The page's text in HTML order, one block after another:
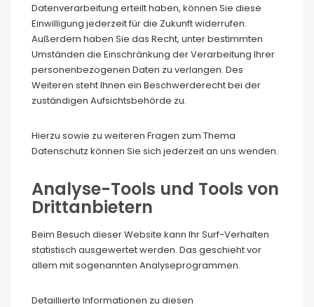
Datenverarbeitung erteilt haben, können Sie diese
Einwilligung jederzeit für die Zukunft widerrufen.
Außerdem haben Sie das Recht, unter bestimmten
Umständen die Einschränkung der Verarbeitung Ihrer
personenbezogenen Daten zu verlangen. Des
Weiteren steht Ihnen ein Beschwerderecht bei der
zuständigen Aufsichtsbehörde zu.
Hierzu sowie zu weiteren Fragen zum Thema
Datenschutz können Sie sich jederzeit an uns wenden.
Analyse-Tools und Tools von
Dritt­anbietern
Beim Besuch dieser Website kann Ihr Surf-Verhalten
statistisch ausgewertet werden. Das geschieht vor
allem mit sogenannten Analyseprogrammen.
Detaillierte Informationen zu diesen